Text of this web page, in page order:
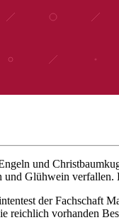
und
Glühwein verfallen.
der Fachschaft
vorhanden